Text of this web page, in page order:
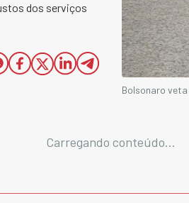
dos serviços
Bolsonaro
Carregando conteúdo...